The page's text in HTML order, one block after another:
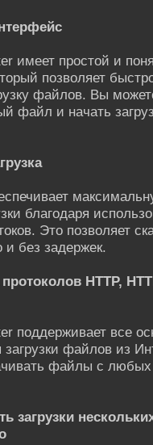
имеет простой и
позволяет
файлов. Вы
файл и начать
благодаря
Это позволяет
без задержек.
HTTP,
поддерживает все
файлов из
файлы с любых
загрузки